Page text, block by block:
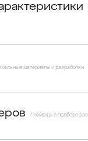
материалы и разработки
/ помощь в подборе